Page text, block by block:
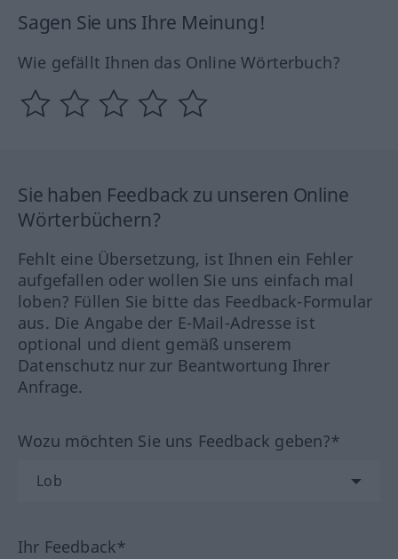
Sagen Sie uns Ihre Meinung!
Wie gefällt Ihnen das Online Wörterbuch?
Sie haben Feedback zu unseren Online
Wörterbüchern?
Fehlt eine Übersetzung, ist Ihnen ein Fehler
aufgefallen oder wollen Sie uns einfach mal
loben? Füllen Sie bitte das Feedback-Formular
aus. Die Angabe der E-Mail-Adresse ist
optional und dient gemäß unserem
Datenschutz nur zur Beantwortung Ihrer
Anfrage.
Wozu möchten Sie uns Feedback geben?*
Ihr Feedback*